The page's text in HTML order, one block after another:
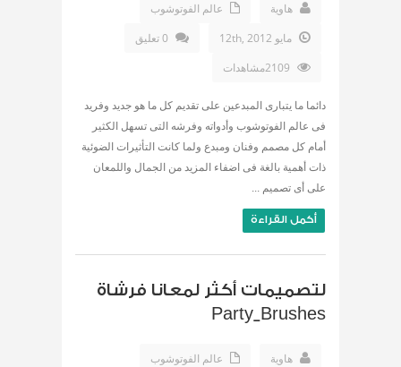
هاوية
عالم الفوتوشوب
مايو 12th, 2012
0 تعليق
دائما ما يتبارى المبدعين على تقديم كل ما هو جديد وفريد
فى عالم الفوتوشوب وأدواته وفرشه التى تسهل الكثير
أمام كل مصمم وفنان ومبدع ولما كانت التأثيرات الضوئية
ذات أهمية بالغة فى اضفاء المزيد من الجمال واللمعان
على أى تصميم ...
أكمل القراءة
لتصميمات أكثر لمعانا فرشاة
Party_Brushes
هاوية
عالم الفوتوشوب